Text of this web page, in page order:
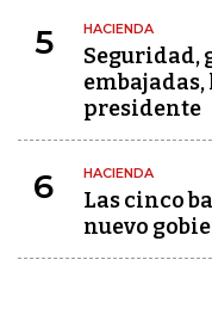
5 HACIENDA
Seguridad,
presidente
6 HACIENDA
Las cinco
nuevo